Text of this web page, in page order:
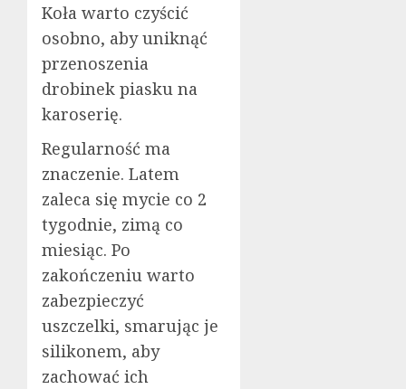
Koła warto czyścić
osobno, aby uniknąć
przenoszenia
drobinek piasku na
karoserię.
Regularność ma
znaczenie. Latem
zaleca się mycie co 2
tygodnie, zimą co
miesiąc. Po
zakończeniu warto
zabezpieczyć
uszczelki, smarując je
silikonem, aby
zachować ich